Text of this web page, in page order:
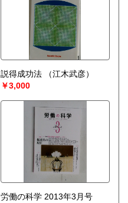
説得成功法
（江木武彦）
￥3,000
労働の科学 2013年3月号